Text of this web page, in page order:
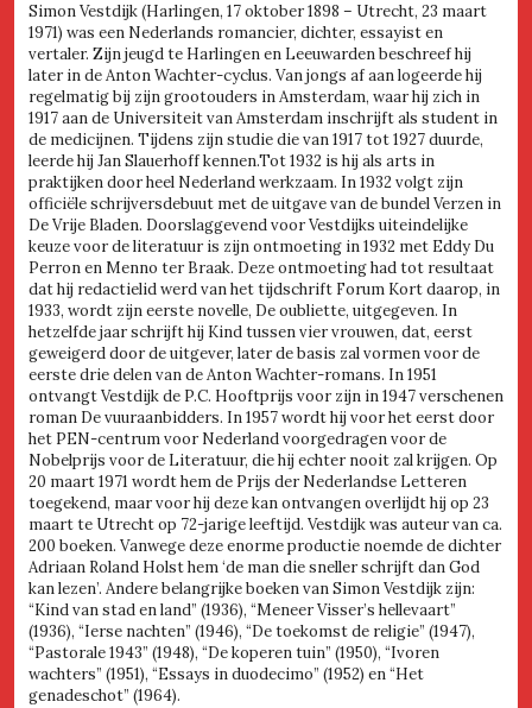
Simon Vestdijk (Harlingen, 17 oktober 1898 – Utrecht, 23 maart
1971) was een Nederlands romancier, dichter, essayist en
vertaler. Zijn jeugd te Harlingen en Leeuwarden beschreef hij
later in de Anton Wachter-cyclus. Van jongs af aan logeerde hij
regelmatig bij zijn grootouders in Amsterdam, waar hij zich in
1917 aan de Universiteit van Amsterdam inschrijft als student in
de medicijnen. Tijdens zijn studie die van 1917 tot 1927 duurde,
leerde hij Jan Slauerhoff kennen.Tot 1932 is hij als arts in
praktijken door heel Nederland werkzaam. In 1932 volgt zijn
officiële schrijversdebuut met de uitgave van de bundel Verzen in
De Vrije Bladen. Doorslaggevend voor Vestdijks uiteindelijke
keuze voor de literatuur is zijn ontmoeting in 1932 met Eddy Du
Perron en Menno ter Braak. Deze ontmoeting had tot resultaat
dat hij redactielid werd van het tijdschrift Forum Kort daarop, in
1933, wordt zijn eerste novelle, De oubliette, uitgegeven. In
hetzelfde jaar schrijft hij Kind tussen vier vrouwen, dat, eerst
geweigerd door de uitgever, later de basis zal vormen voor de
eerste drie delen van de Anton Wachter-romans. In 1951
ontvangt Vestdijk de P.C. Hooftprijs voor zijn in 1947 verschenen
roman De vuuraanbidders. In 1957 wordt hij voor het eerst door
het PEN-centrum voor Nederland voorgedragen voor de
Nobelprijs voor de Literatuur, die hij echter nooit zal krijgen. Op
20 maart 1971 wordt hem de Prijs der Nederlandse Letteren
toegekend, maar voor hij deze kan ontvangen overlijdt hij op 23
maart te Utrecht op 72-jarige leeftijd. Vestdijk was auteur van ca.
200 boeken. Vanwege deze enorme productie noemde de dichter
Adriaan Roland Holst hem ‘de man die sneller schrijft dan God
kan lezen’. Andere belangrijke boeken van Simon Vestdijk zijn:
“Kind van stad en land” (1936), “Meneer Visser’s hellevaart”
(1936), “Ierse nachten” (1946), “De toekomst de religie” (1947),
“Pastorale 1943” (1948), “De koperen tuin” (1950), “Ivoren
wachters” (1951), “Essays in duodecimo” (1952) en “Het
genadeschot” (1964).